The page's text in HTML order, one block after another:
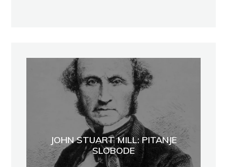
JOHN STUART MILL: PITANJE
SLOBODE